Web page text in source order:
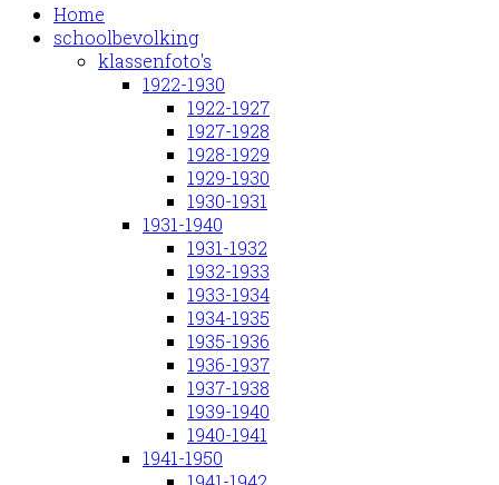
Home
schoolbevolking
klassenfoto's
1922-1930
1922-1927
1927-1928
1928-1929
1929-1930
1930-1931
1931-1940
1931-1932
1932-1933
1933-1934
1934-1935
1935-1936
1936-1937
1937-1938
1939-1940
1940-1941
1941-1950